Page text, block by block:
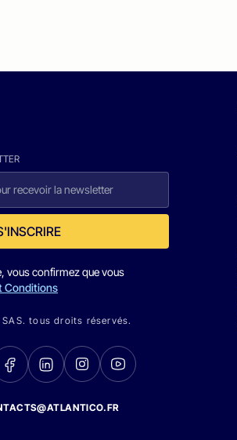
vous confirmez que vous
Conditions
tous droits réservés.